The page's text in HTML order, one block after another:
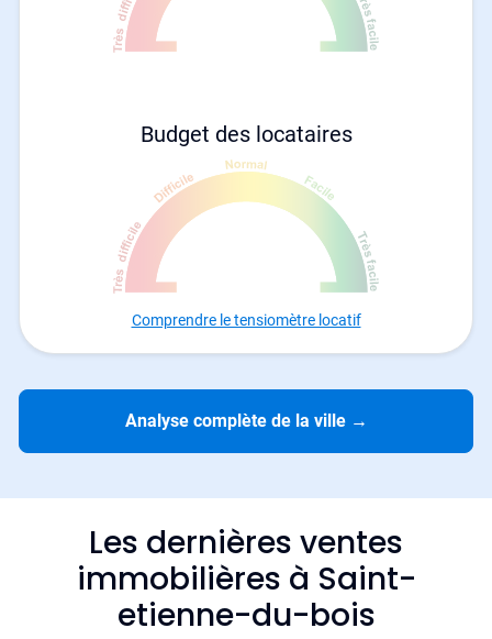
Budget des locataires
Comprendre le tensiomètre locatif
Analyse complète de la ville →
Les dernières ventes
immobilières à Saint-
etienne-du-bois